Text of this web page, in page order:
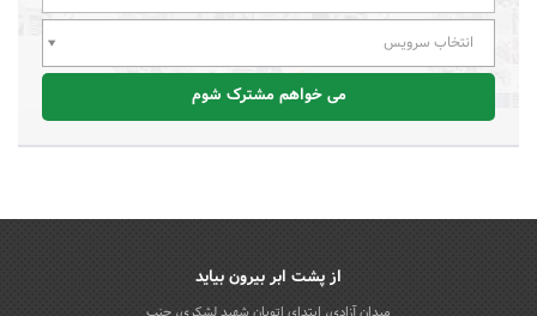
انتخاب سرویس
می خواهم مشترک شوم
از پشت ابر بیرون بیاید